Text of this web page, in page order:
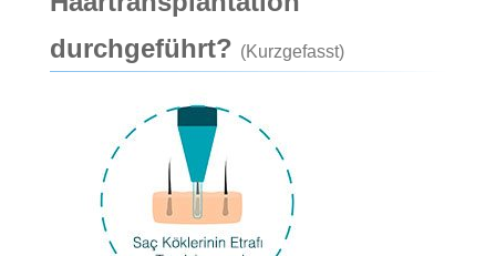
durchgeführt? (Kurzgefasst)